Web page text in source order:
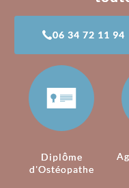
06 34 72 11 94
Diplôme
d'Ostéopathe